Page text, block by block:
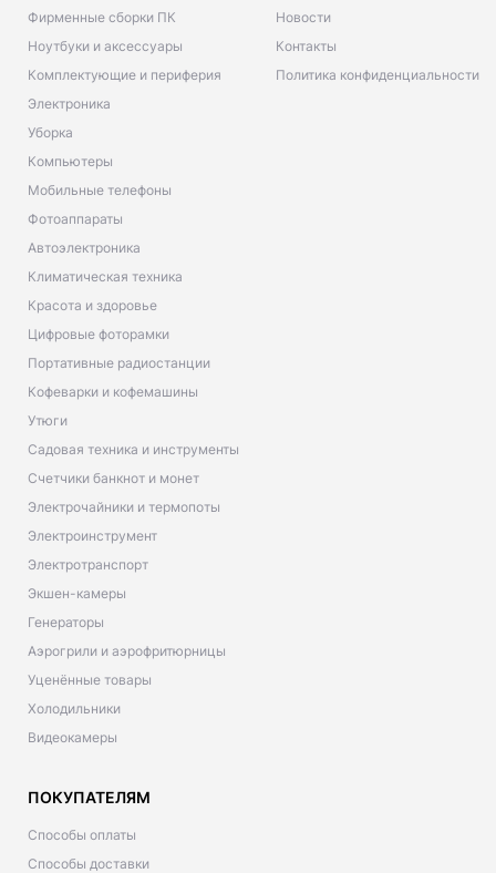
Фирменные сборки ПК
Ноутбуки и аксессуары
Комплектующие и периферия
Электроника
Уборка
Компьютеры
Мобильные телефоны
Фотоаппараты
Автоэлектроника
Климатическая техника
Красота и здоровье
Цифровые фоторамки
Портативные радиостанции
Кофеварки и кофемашины
Утюги
Садовая техника и инструменты
Счетчики банкнот и монет
Электрочайники и термопоты
Электроинструмент
Электротранспорт
Экшен-камеры
Генераторы
Аэрогрили и аэрофритюрницы
Уценённые товары
Холодильники
Видеокамеры
Новости
Контакты
Политика конфиденциальности
ПОКУПАТЕЛЯМ
Способы оплаты
Способы доставки